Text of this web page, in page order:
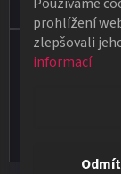
prohlížení
zlepšovali
informací
naprostá
Vladimír